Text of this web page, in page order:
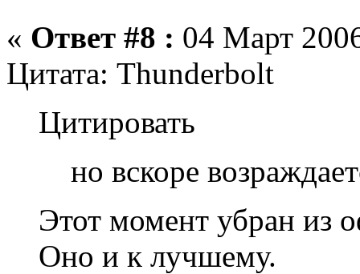
« Ответ #8 : 04 Март
Цитата: Thunderbolt
Цитировать
но вскоре
Этот момент убран из
Оно и к лучшему.